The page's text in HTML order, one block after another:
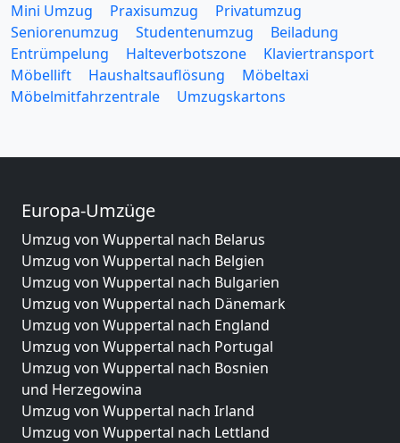
Mini Umzug
Praxisumzug
Privatumzug
Seniorenumzug
Studentenumzug
Beiladung
Entrümpelung
Halteverbotszone
Klaviertransport
Möbellift
Haushaltsauflösung
Möbeltaxi
Möbelmitfahrzentrale
Umzugskartons
Europa-Umzüge
Umzug von Wuppertal nach Belarus
Umzug von Wuppertal nach Belgien
Umzug von Wuppertal nach Bulgarien
Umzug von Wuppertal nach Dänemark
Umzug von Wuppertal nach England
Umzug von Wuppertal nach Portugal
Umzug von Wuppertal nach Bosnien
und Herzegowina
Umzug von Wuppertal nach Irland
Umzug von Wuppertal nach Lettland